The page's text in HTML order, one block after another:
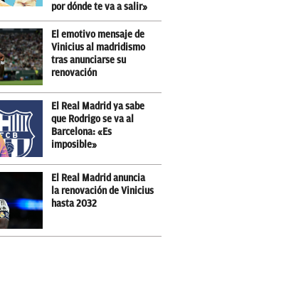
por dónde te va a salir»
El emotivo mensaje de
Vinicius al madridismo
tras anunciarse su
renovación
El Real Madrid ya sabe
que Rodrigo se va al
Barcelona: «Es
imposible»
El Real Madrid anuncia
la renovación de Vinicius
hasta 2032